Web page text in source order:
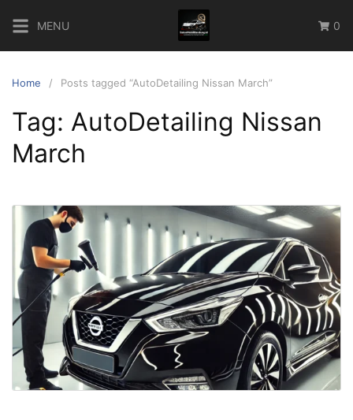
content
MENU 0
Home Posts tagged “AutoDetailing Nissan March”
Tag: AutoDetailing Nissan
March